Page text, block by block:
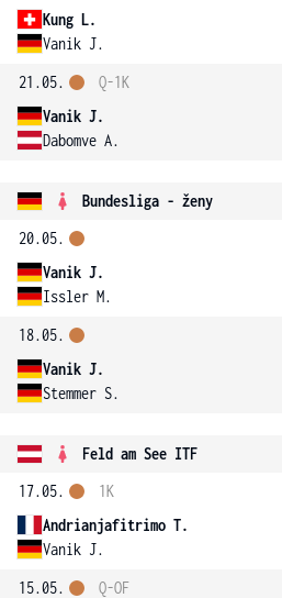
Kung L.
Vanik J.
21.05.
Vanik J.
Dabomve A.
Q-1K
Bundesliga - ženy
20.05.
Vanik J.
Issler M.
18.05.
Vanik J.
Stemmer S.
Feld am See ITF
17.05.
Andrianjafitrimo T.
Vanik J.
1K
15.05.
Q-OF